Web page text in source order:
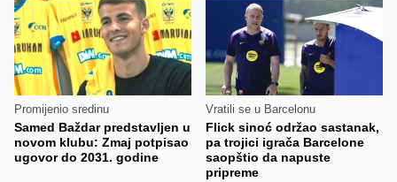
Promijenio sredinu
Samed Baždar predstavljen u
novom klubu: Zmaj potpisao
ugovor do 2031. godine
Vratili se u Barcelonu
Flick sinoć održao sastanak,
pa trojici igrača Barcelone
saopštio da napuste
pripreme